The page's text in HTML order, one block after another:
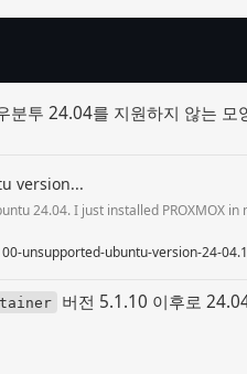
분투 24.04를 지원하지 않는 모
version...
24.04. I just installed PROXMOX
unsupported-ubuntu-version-24-
버전 5.1.10 이후로